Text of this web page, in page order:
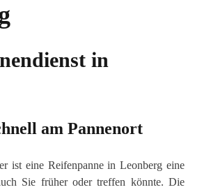
in
am Pannenort
ist eine Reifenpanne in Leonberg eine
Sie früher oder treffen könnte. Die